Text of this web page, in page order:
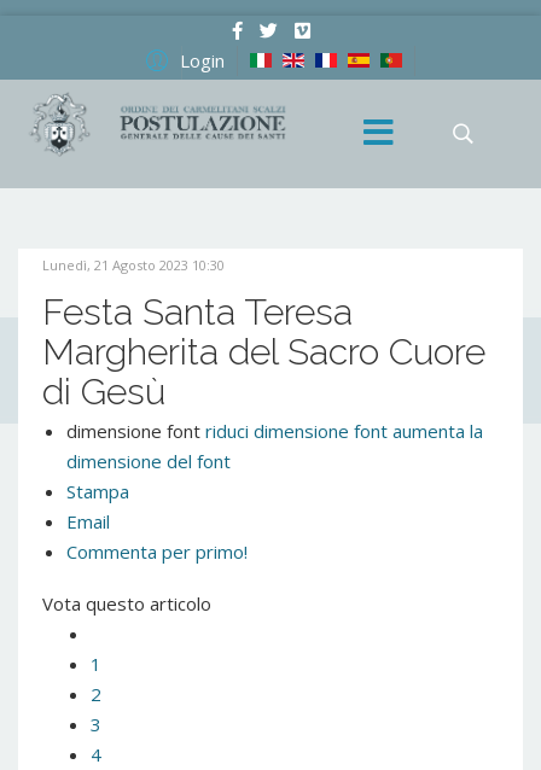
Login
Lunedì, 21 Agosto 2023 10:30
Festa Santa Teresa
Margherita del Sacro Cuore
di Gesù
dimensione font riduci dimensione font aumenta la
dimensione del font
Stampa
Email
Commenta per primo!
Vota questo articolo
1
2
3
4